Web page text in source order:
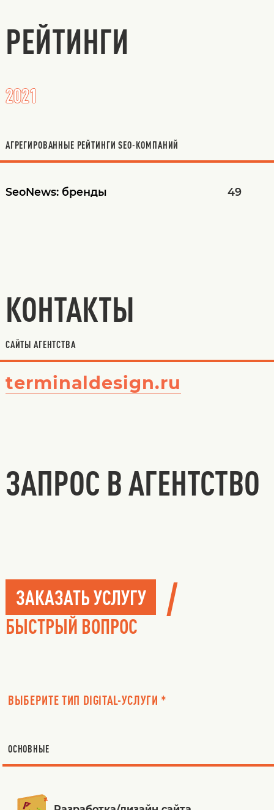
РЕЙТИНГИ
2021
АГРЕГИРОВАННЫЕ РЕЙТИНГИ SEO-КОМПАНИЙ
SeoNews: бренды 49
КОНТАКТЫ
САЙТЫ АГЕНТСТВА
terminaldesign.ru
ЗАПРОС В АГЕНТСТВО
ЗАКАЗАТЬ УСЛУГУ /
БЫСТРЫЙ ВОПРОС
ВЫБЕРИТЕ ТИП DIGITAL-УСЛУГИ *
ОСНОВНЫЕ